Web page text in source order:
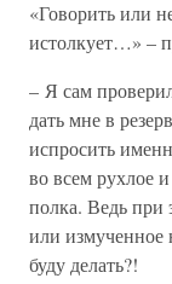
«Говорить или
истолкует…» –
– Я сам
дать мне в
испросить
во всем рухлое
полка. Ведь при
или
буду делать?!